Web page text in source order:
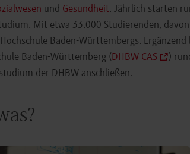
und Gesundheit. Jährlich starten
Mit etwa 33.000 Studierenden,
Baden-Württembergs. Ergänzend
Baden-Württemberg (DHBW CAS
)
der DHBW anschließen.